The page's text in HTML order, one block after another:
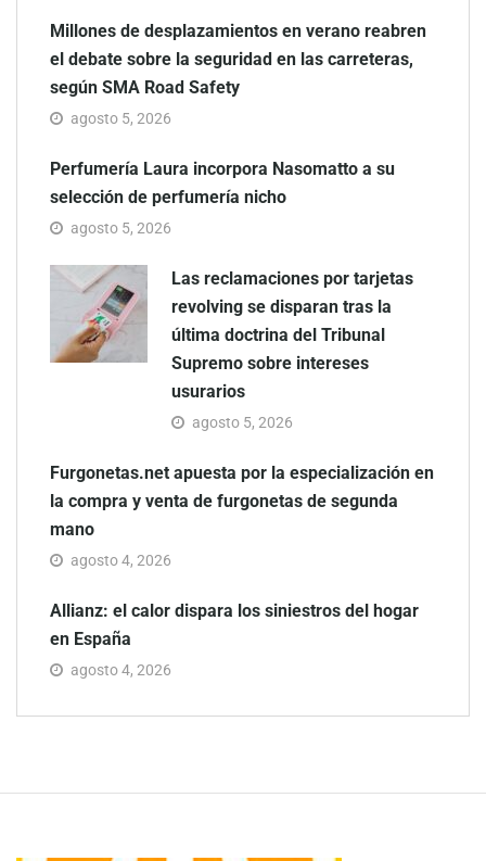
Millones de desplazamientos en verano reabren
el debate sobre la seguridad en las carreteras,
según SMA Road Safety
agosto 5, 2026
Perfumería Laura incorpora Nasomatto a su
selección de perfumería nicho
agosto 5, 2026
Las reclamaciones por tarjetas
revolving se disparan tras la
última doctrina del Tribunal
Supremo sobre intereses
usurarios
agosto 5, 2026
Furgonetas.net apuesta por la especialización en
la compra y venta de furgonetas de segunda
mano
agosto 4, 2026
Allianz: el calor dispara los siniestros del hogar
en España
agosto 4, 2026